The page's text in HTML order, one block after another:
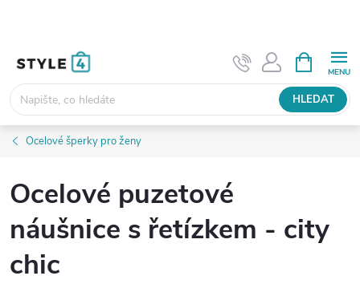
HLEDAT
NÁKUPNÍ
KOŠÍK
Ocelové šperky pro ženy
Ocelové puzetové
náušnice s řetízkem - city
chic